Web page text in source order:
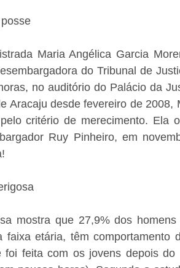
Maria Angélica Garcia
do Tribunal de
no auditório do Palácio da
Aracaju desde fevereiro de
critério de merecimento. Ela
Ruy Pinheiro, em
mostra que 27,9% dos
faixa etária, têm comportamento
foi feita com os jovens depois